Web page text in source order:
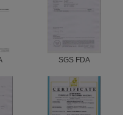
SGS FDA